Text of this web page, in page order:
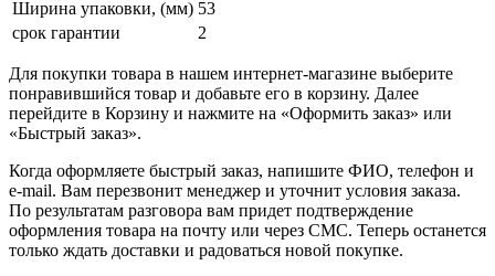
Ширина упаковки, (мм) 53
срок гарантии
2
Для покупки товара в нашем интернет-магазине выберите
понравившийся товар и добавьте его в корзину. Далее
перейдите в Корзину и нажмите на «Оформить заказ» или
«Быстрый заказ».
Когда оформляете быстрый заказ, напишите ФИО, телефон и
e-mail. Вам перезвонит менеджер и уточнит условия заказа.
По результатам разговора вам придет подтверждение
оформления товара на почту или через СМС. Теперь останется
только ждать доставки и радоваться новой покупке.